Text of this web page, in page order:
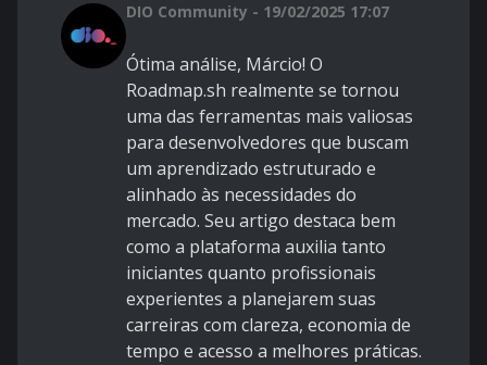
DIO Community - 19/02/2025 17:07
Ótima análise, Márcio! O
Roadmap.sh realmente se tornou
uma das ferramentas mais valiosas
para desenvolvedores que buscam
um aprendizado estruturado e
alinhado às necessidades do
mercado. Seu artigo destaca bem
como a plataforma auxilia tanto
iniciantes quanto profissionais
experientes a planejarem suas
carreiras com clareza, economia de
tempo e acesso a melhores práticas.